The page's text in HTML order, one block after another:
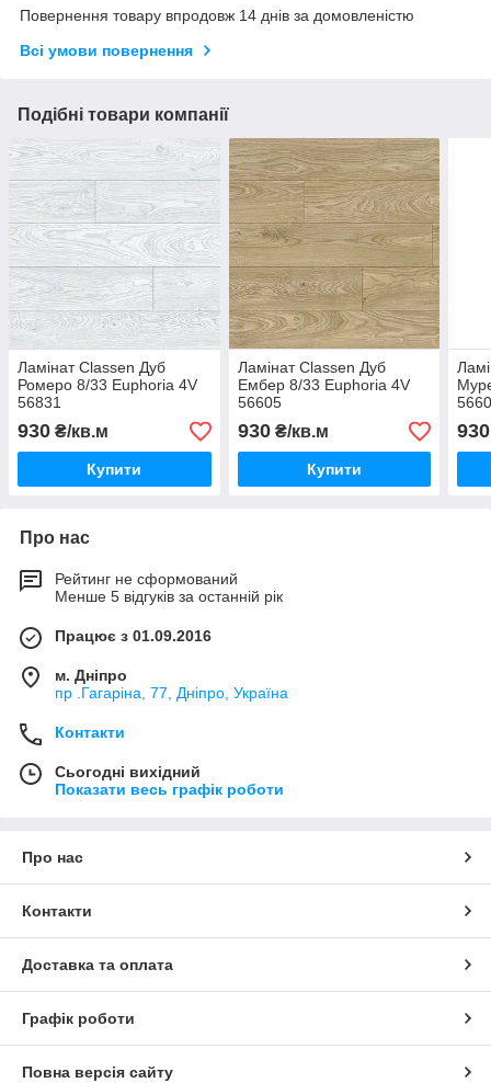
Повернення товару впродовж 14 днів за домовленістю
Всі умови повернення
Подібні товари компанії
Ламінат Classen Дуб
Ромеро 8/33 Euphoria 4V
56831
930 ₴/кв.м
Купити
Ламінат Classen Дуб
Ембер 8/33 Euphoria 4V
56605
930₴/кв.м
Купити
930
Про нас
Рейтинг не сформований
Менше 5 відгуків за останній рік
Працює з 01.09.2016
м. Дніпро
пр .Гагаріна, 77, Дніпро, Україна
Контакти
Сьогодні вихідний
Показати весь графік роботи
Про нас
Контакти
Доставка та оплата
Графік роботи
Повна версія сайту